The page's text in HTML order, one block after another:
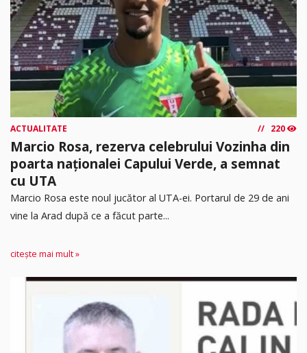
ACTUALITATE 220
Marcio Rosa, rezerva celebrului Vozinha din
poarta naționalei Capului Verde, a semnat
cu UTA
Marcio Rosa este noul jucător al UTA-ei. Portarul de 29 de ani
vine la Arad după ce a făcut parte...
citește mai mult »